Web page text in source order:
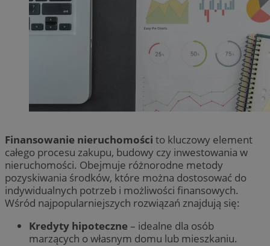
Finansowanie nieruchomości to kluczowy element
całego procesu zakupu, budowy czy inwestowania w
nieruchomości. Obejmuje różnorodne metody
pozyskiwania środków, które można dostosować do
indywidualnych potrzeb i możliwości finansowych.
Wśród najpopularniejszych rozwiązań znajdują się:
Kredyty hipoteczne– idealne dla osób
marzących o własnym domu lub mieszkaniu.